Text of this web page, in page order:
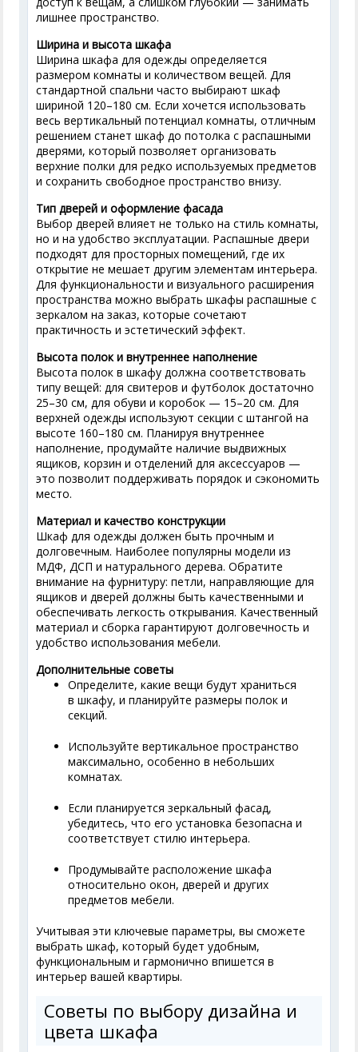
лишнее пространство.
Ширина и высота шкафа
Ширина шкафа для одежды определяется
размером комнаты и количеством вещей. Для
стандартной спальни часто выбирают шкаф
шириной 120–180 см. Если хочется использовать
весь вертикальный потенциал комнаты, отличным
решением станет шкаф до потолка с распашными
дверями, который позволяет организовать
верхние полки для редко используемых предметов
и сохранить свободное пространство внизу.
Тип дверей и оформление фасада
Выбор дверей влияет не только на стиль комнаты,
но и на удобство эксплуатации. Распашные двери
подходят для просторных помещений, где их
открытие не мешает другим элементам интерьера.
Для функциональности и визуального расширения
пространства можно выбрать шкафы распашные с
зеркалом на заказ, которые сочетают
практичность и эстетический эффект.
Высота полок и внутреннее наполнение
Высота полок в шкафу должна соответствовать
типу вещей: для свитеров и футболок достаточно
25–30 см, для обуви и коробок — 15–20 см. Для
верхней одежды используют секции с штангой на
высоте 160–180 см. Планируя внутреннее
наполнение, продумайте наличие выдвижных
ящиков, корзин и отделений для аксессуаров —
это позволит поддерживать порядок и сэкономить
место.
Материал и качество конструкции
Шкаф для одежды должен быть прочным и
долговечным. Наиболее популярны модели из
МДФ, ДСП и натурального дерева. Обратите
внимание на фурнитуру: петли, направляющие для
ящиков и дверей должны быть качественными и
обеспечивать легкость открывания. Качественный
материал и сборка гарантируют долговечность и
удобство использования мебели.
Дополнительные советы
Определите, какие вещи будут храниться
в шкафу, и планируйте размеры полок и
секций.
Используйте вертикальное пространство
максимально, особенно в небольших
комнатах.
Если планируется зеркальный фасад,
убедитесь, что его установка безопасна и
соответствует стилю интерьера.
Продумывайте расположение шкафа
относительно окон, дверей и других
предметов мебели.
Учитывая эти ключевые параметры, вы сможете
выбрать шкаф, который будет удобным,
функциональным и гармонично впишется в
интерьер вашей квартиры.
Советы по выбору дизайна и
цвета шкафа